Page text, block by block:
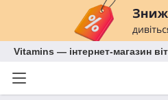
Vitamins — інтернет-магазин